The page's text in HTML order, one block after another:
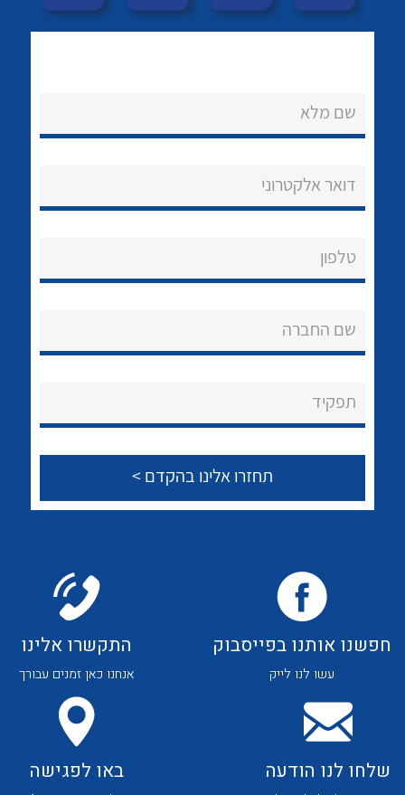
אודות
לכל מוצרי היצרן לכל מוצרי היצרן
לכל מוצרי היצרן
לכל מוצרי היצרן לכל מוצרי היצרן
לכל מוצרי היצרן לכל מוצרי היצרן
שם מלא
דואר אלקטרוני
טלפון
שם החברה
תפקיד
חפשנו אותנו בפייסבוק
עשו לנו לייק
התקשרו אלינו
אנחנו כאן זמנים עבורך
שלחו לנו הודעה באו לפגישה